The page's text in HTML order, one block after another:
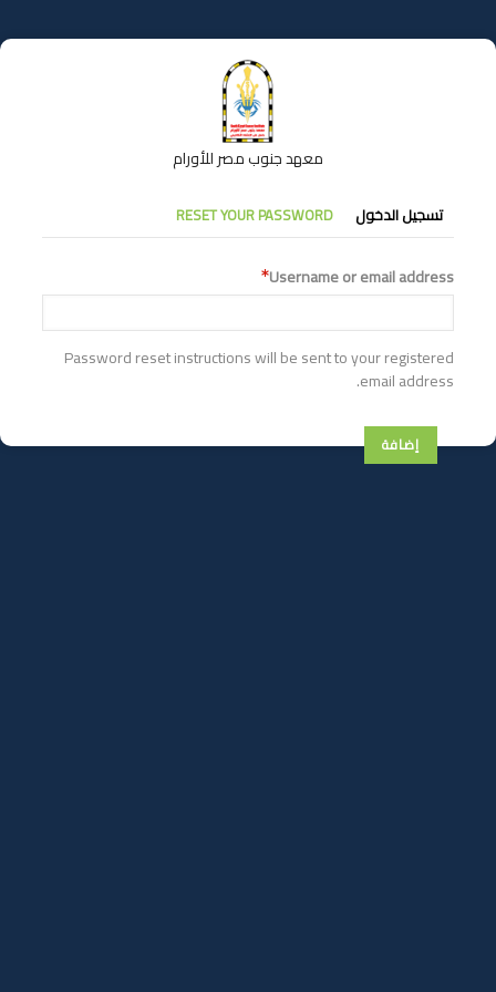
إلى
المحتوى
معهد جنوب مصر للأورام
التبويبات
الأساسية
تسجيل الدخول RESET YOUR PASSWORD
Username or email address
Password reset instructions will be sent to your registered
email address.